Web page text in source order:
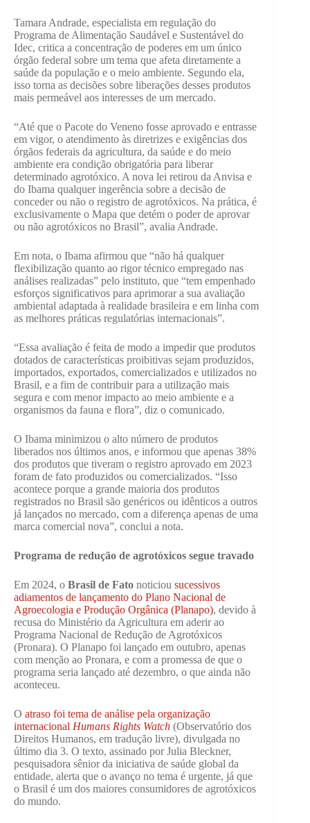
Tamara Andrade, especialista em regulação do
Programa de Alimentação Saudável e Sustentável do
Idec, critica a concentração de poderes em um único
órgão federal sobre um tema que afeta diretamente a
saúde da população e o meio ambiente. Segundo ela,
isso torna as decisões sobre liberações desses produtos
mais permeável aos interesses de um mercado.
“Até que o Pacote do Veneno fosse aprovado e entrasse
em vigor, o atendimento às diretrizes e exigências dos
órgãos federais da agricultura, da saúde e do meio
ambiente era condição obrigatória para liberar
determinado agrotóxico. A nova lei retirou da Anvisa e
do Ibama qualquer ingerência sobre a decisão de
conceder ou não o registro de agrotóxicos. Na prática, é
exclusivamente o Mapa que detém o poder de aprovar
ou não agrotóxicos no Brasil”, avalia Andrade.
Em nota, o Ibama afirmou que “não há qualquer
flexibilização quanto ao rigor técnico empregado nas
análises realizadas” pelo instituto, que “tem empenhado
esforços significativos para aprimorar a sua avaliação
ambiental adaptada à realidade brasileira e em linha com
as melhores práticas regulatórias internacionais”.
“Essa avaliação é feita de modo a impedir que produtos
dotados de características proibitivas sejam produzidos,
importados, exportados, comercializados e utilizados no
Brasil, e a fim de contribuir para a utilização mais
segura e com menor impacto ao meio ambiente e a
organismos da fauna e flora”, diz o comunicado.
O Ibama minimizou o alto número de produtos
liberados nos últimos anos, e informou que apenas 38%
dos produtos que tiveram o registro aprovado em 2023
foram de fato produzidos ou comercializados. “Isso
acontece porque a grande maioria dos produtos
registrados no Brasil são genéricos ou idênticos a outros
já lançados no mercado, com a diferença apenas de uma
marca comercial nova”, conclui a nota.
Programa de redução de agrotóxicos segue travado
Em 2024, o Brasil de Fato noticiou sucessivos
adiamentos de lançamento do Plano Nacional de
Agroecologia e Produção Orgânica (Planapo), devido à
recusa do Ministério da Agricultura em aderir ao
Programa Nacional de Redução de Agrotóxicos
(Pronara). O Planapo foi lançado em outubro, apenas
com menção ao Pronara, e com a promessa de que o
programa seria lançado até dezembro, o que ainda não
aconteceu.
O atraso foi tema de análise pela organização
internacional Humans Rights Watch (Observatório dos
Direitos Humanos, em tradução livre), divulgada no
último dia 3. O texto, assinado por Julia Bleckner,
pesquisadora sênior da iniciativa de saúde global da
entidade, alerta que o avanço no tema é urgente, já que
o Brasil é um dos maiores consumidores de agrotóxicos
do mundo.